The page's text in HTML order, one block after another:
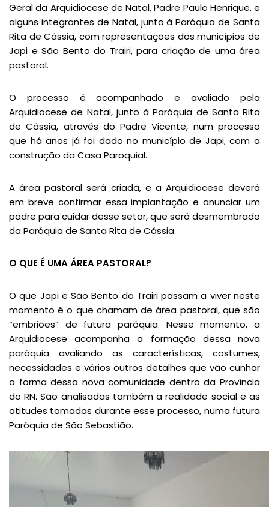
Geral da Arquidiocese de Natal, Padre Paulo Henrique, e
alguns integrantes de Natal, junto à Paróquia de Santa
Rita de Cássia, com representações dos municípios de
Japi e São Bento do Trairi, para criação de uma área
pastoral.
O processo é acompanhado e avaliado pela
Arquidiocese de Natal, junto à Paróquia de Santa Rita
de Cássia, através do Padre Vicente, num processo
que há anos já foi dado no município de Japi, com a
construção da Casa Paroquial.
A área pastoral será criada, e a Arquidiocese deverá
em breve confirmar essa implantação e anunciar um
padre para cuidar desse setor, que será desmembrado
da Paróquia de Santa Rita de Cássia.
O QUE É UMA ÁREA PASTORAL?
O que Japi e São Bento do Trairi passam a viver neste
momento é o que chamam de área pastoral, que são
“embriões” de futura paróquia. Nesse momento, a
Arquidiocese acompanha a formação dessa nova
paróquia avaliando as características, costumes,
necessidades e vários outros detalhes que vão cunhar
a forma dessa nova comunidade dentro da Província
do RN. São analisadas também a realidade social e as
atitudes tomadas durante esse processo, numa futura
Paróquia de São Sebastião.